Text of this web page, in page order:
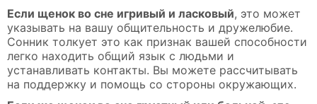
Если щенок во сне игривый и ласковый, это может
указывать на вашу общительность и дружелюбие.
Сонник толкует это как признак вашей способности
легко находить общий язык с людьми и
устанавливать контакты. Вы можете рассчитывать
на поддержку и помощь со стороны окружающих.